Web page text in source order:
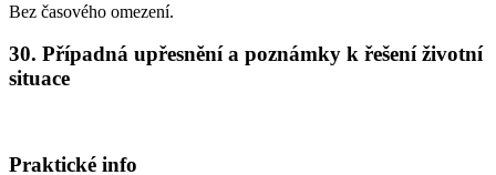
Bez časového omezení.
30. Případná upřesnění a poznámky k řešení životní
situace
Praktické info